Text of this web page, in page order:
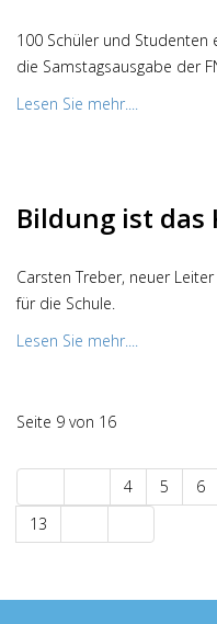
100 Schüler und Studenten
die Samstagsausgabe der
Lesen Sie mehr....
Bildung ist das
Carsten Treber, neuer
für die Schule.
Lesen Sie mehr....
Seite 9 von 16
4 5 6
13